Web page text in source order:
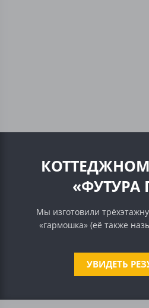
«ФУТУРА
Мы изготовили
«гармошка» (её также
УВИДЕТЬ